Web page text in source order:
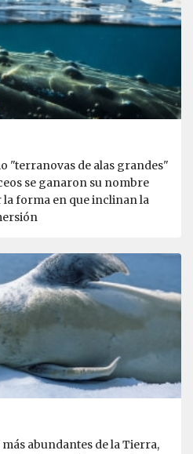
"terranovas de alas grandes"
se ganaron su nombre
forma en que inclinan la
abundantes de la Tierra,